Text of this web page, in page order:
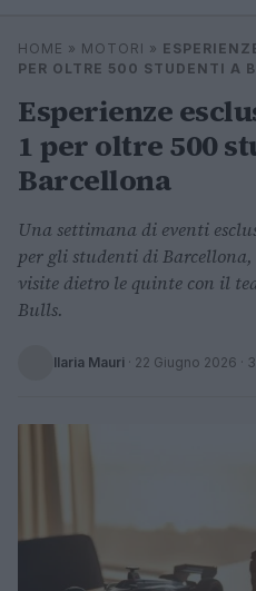
Cerca
HOME » MOTORI »
PER OLTRE 500 STUDENTI A
Esperienze
1 per oltre 500
Barcellona
Una settimana di eventi
per gli studenti di
visite dietro le quinte con il
Bulls.
Ilaria Mauri · 22 Giugno 2026 ·